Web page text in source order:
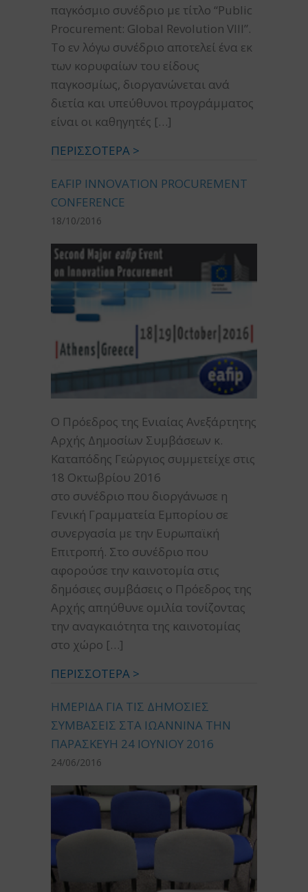
παγκόσμιο συνέδριο με τίτλο “Public
Procurement: Global Revolution VIIΙ”.
Το εν λόγω συνέδριο αποτελεί ένα εκ
των κορυφαίων του είδους
παγκοσμίως, διοργανώνεται ανά
διετία και υπεύθυνοι προγράμματος
είναι οι καθηγητές […]
ΠΕΡΙΣΣΟΤΕΡΑ >
EAFIP INNOVATION PROCUREMENT
CONFERENCE
18/10/2016
Ο Πρόεδρος της Ενιαίας Ανεξάρτητης
Αρχής Δημοσίων Συμβάσεων κ.
Καταπόδης Γεώργιος συμμετείχε στις
18 Οκτωβρίου 2016
στο συνέδριο που διοργάνωσε η
Γενική Γραμματεία Εμπορίου σε
συνεργασία με την Ευρωπαϊκή
Επιτροπή. Στο συνέδριο που
αφορούσε την καινοτομία στις
δημόσιες συμβάσεις ο Πρόεδρος της
Αρχής απηύθυνε ομιλία τονίζοντας
την αναγκαιότητα της καινοτομίας
στο χώρο […]
ΠΕΡΙΣΣΟΤΕΡΑ >
ΗΜΕΡΙΔΑ ΓΙΑ ΤΙΣ ΔΗΜΟΣΙΕΣ
ΣΥΜΒΑΣΕΙΣ ΣΤΑ ΙΩΑΝΝΙΝΑ ΤΗΝ
ΠΑΡΑΣΚΕΥΗ 24 ΙΟΥΝΙΟΥ 2016
24/06/2016